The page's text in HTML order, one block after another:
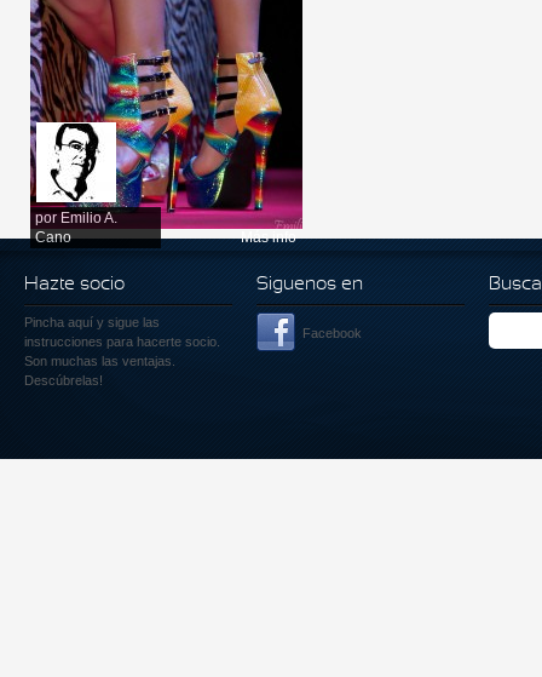
por Emilio A.
Cano
Más info
Hazte socio
Pincha aquí y sigue las
instrucciones para hacerte socio.
Son muchas las ventajas.
Descúbrelas!
Siguenos en
Facebook